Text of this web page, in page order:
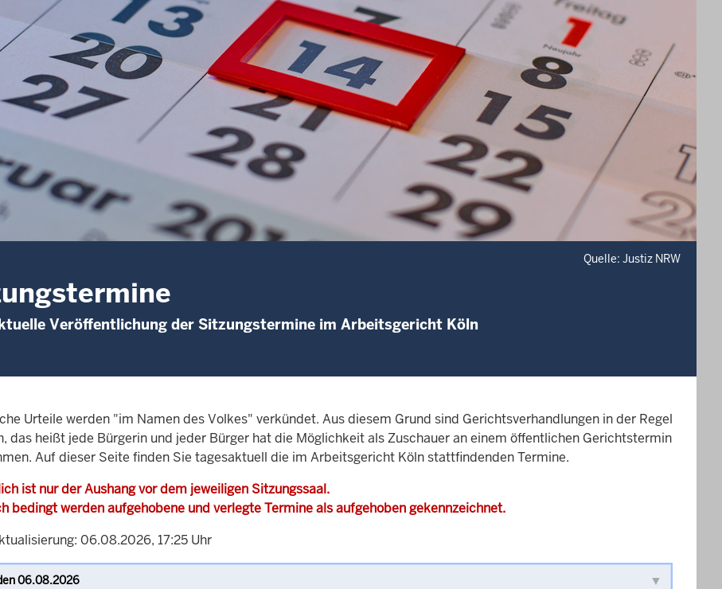
Quelle: Justiz NRW
Veröffentlichung der Sitzungstermine im Arbeitsgericht Köln
Urteile werden "im Namen des Volkes" verkündet. Aus diesem Grund sind Gerichtsverhandlungen in der Regel
das heißt jede Bürgerin und jeder Bürger hat die Möglichkeit als Zuschauer an einem öffentlichen Gerichtstermin
Auf dieser Seite finden Sie tagesaktuell die im Arbeitsgericht Köln stattfindenden Termine.
ist nur der Aushang vor dem jeweiligen Sitzungssaal.
bedingt werden aufgehobene und verlegte Termine als aufgehoben gekennzeichnet.
06.08.2026, 17:25 Uhr